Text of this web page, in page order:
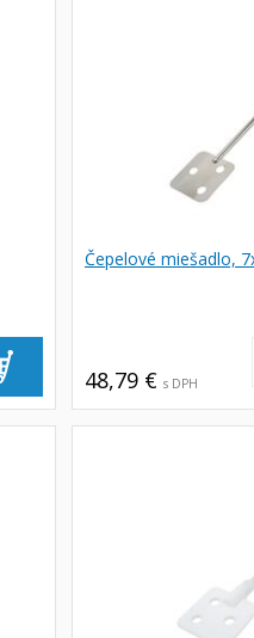
Čepelové miešadlo,
48,79 € s DPH